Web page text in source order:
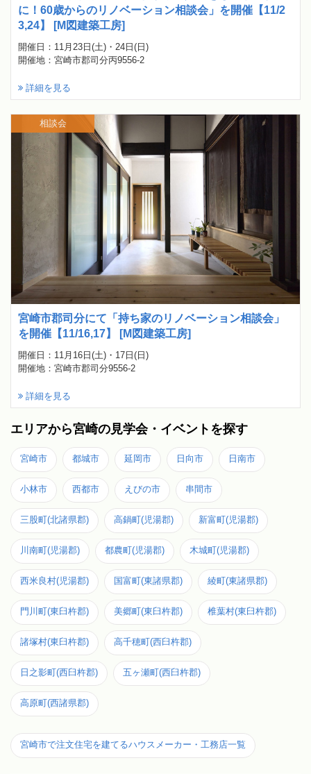
に！60歳からのリノベーション相談会」を開催【11/2
3,24】 [M図建築工房]
開催日：11月23日(土)・24日(日)
開催地：宮崎市郡司分丙9556-2
詳細を見る
宮崎市郡司分にて「持ち家のリノベーション相談会」
を開催【11/16,17】 [M図建築工房]
開催日：11月16日(土)・17日(日)
開催地：宮崎市郡司分9556-2
詳細を見る
相談会
エリアから宮崎の見学会・イベントを探す
宮崎市 都城市 延岡市 日向市 日南市
小林市 西都市 えびの市 串間市
三股町(北諸県郡) 高鍋町(児湯郡) 新富町(児湯郡)
川南町(児湯郡) 都農町(児湯郡) 木城町(児湯郡)
西米良村(児湯郡) 国富町(東諸県郡) 綾町(東諸県郡)
門川町(東臼杵郡) 美郷町(東臼杵郡) 椎葉村(東臼杵郡)
諸塚村(東臼杵郡) 高千穂町(西臼杵郡)
日之影町(西臼杵郡) 五ヶ瀬町(西臼杵郡)
高原町(西諸県郡)
宮崎市で注文住宅を建てるハウスメーカー・工務店一覧